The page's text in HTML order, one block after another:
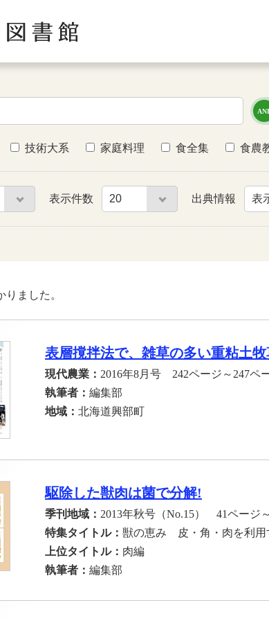
技術大系 家庭料理 食全集 食農
表示件数 出典情報
ました。
表層撹拌法で、雑草の多い重粘土
現代農業： 2016年8月号 242ページ～247ペ
執筆者： 編集部
地域： 北海道興部町
駆除した獣肉は菌で分解!
季刊地域： 2013年秋号（No.15） 41ページ
特集タイトル： 獣の恵み 皮・角・肉を利用
上位タイトル： 肉編
執筆者： 編集部